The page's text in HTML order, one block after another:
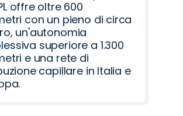
offre oltre 600
con un pieno di circa
un'autonomia
superiore a 1.300
e una rete di
capillare in Italia e